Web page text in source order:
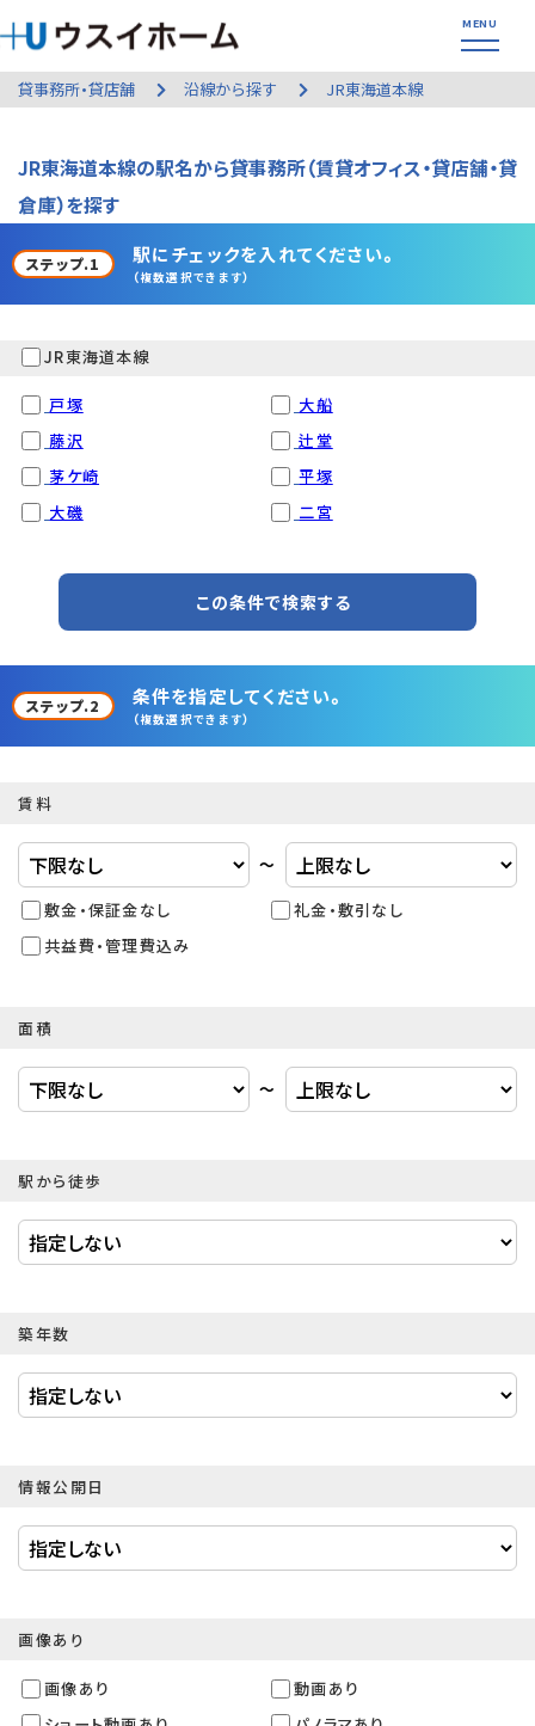
貸事務所・貸店舗 沿線から探す JR東海道本線
JR東海道本線の駅名から貸事務所（賃貸オフィス・貸店舗・貸
倉庫）を探す
ステップ.1 駅にチェックを入れてください。
（複数選択できます）
JR東海道本線
戸塚
大船
藤沢
辻堂
茅ケ崎
平塚
大磯
二宮
この条件で検索する
ステップ.2 条件を指定してください。
（複数選択できます）
賃料
〜
敷金・保証金なし
礼金・敷引なし
共益費・管理費込み
面積
〜
駅から徒歩
築年数
情報公開日
画像あり
画像あり
動画あり